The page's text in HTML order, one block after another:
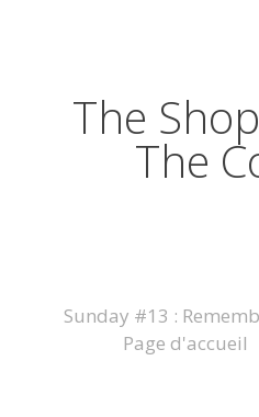
The
The
Sunday #13 :
Page d'accueil